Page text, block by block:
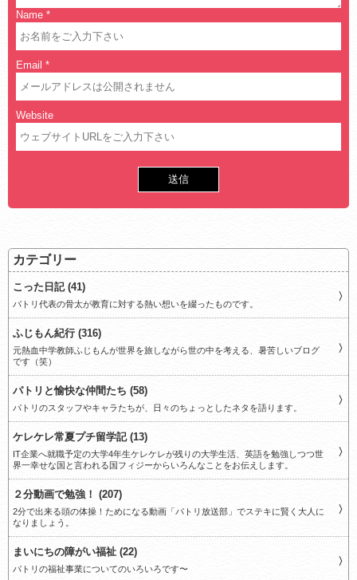
Name *
Email *
Website
カテゴリー
こった日記 (41)
パトリ代表の骨太が教育に対する熱い想いを綴ったものです。
ふじもん紀行 (316)
元熱血中学教師ふじもんが世界を旅しながら世の中を考える、暑苦しいブログ
です（笑）
パトリと愉快な仲間たち (58)
パトリのスタッフやキャラたちが、日々のちょっとしたネタを語ります。
ケレケレ常夏プチ留学記 (13)
IT企業へ就職予定の大学4年生ケレケレが残りの大学生活、英語を勉強しつつ世
界一幸せな国と言われる国フィジーからいろんなことをお伝えします。
２分動画で勉強！ (207)
2分で出来る頭の体操！ためになる動画「パトリ放送部」でステキに賢く大人に
なりましょう。
まいにちの障がい福祉 (22)
パトリの福祉事業についてのいろいろです〜